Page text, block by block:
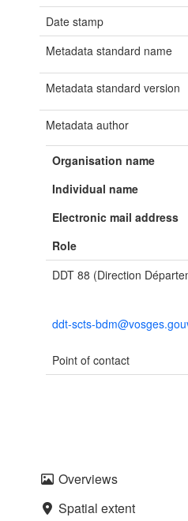
Date stamp
Metadata standard name
Metadata standard version
Metadata author
Organisation name
Individual name
Electronic mail address
Role
DDT 88 (Direction
ddt-scts-
Point of contact
Overviews
Spatial extent